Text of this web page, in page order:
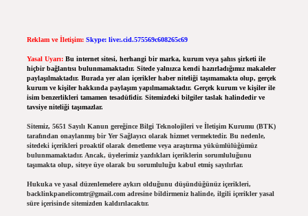
Reklam ve İletişim: Skype: live:.cid.575569c608265c69
Yasal Uyarı: Bu internet sitesi, herhangi bir marka, kurum veya şahıs şirketi ile
hiçbir bağlantısı bulunmamaktadır. Sitede yalnızca kendi hazırladığımız makaleler
paylaşılmaktadır. Burada yer alan içerikler haber niteliği taşımamakta olup, gerçek
kurum ve kişiler hakkında paylaşım yapılmamaktadır. Gerçek kurum ve kişiler ile
isim benzerlikleri tamamen tesadüfidir. Sitemizdeki bilgiler taslak halindedir ve
tavsiye niteliği taşımazlar.
Sitemiz, 5651 Sayılı Kanun gereğince Bilgi Teknolojileri ve İletişim Kurumu (BTK)
tarafından onaylanmış bir Yer Sağlayıcı olarak hizmet vermektedir. Bu nedenle,
sitedeki içerikleri proaktif olarak denetleme veya araştırma yükümlülüğümüz
bulunmamaktadır. Ancak, üyelerimiz yazdıkları içeriklerin sorumluluğunu
taşımakta olup, siteye üye olarak bu sorumluluğu kabul etmiş sayılırlar.
Hukuka ve yasal düzenlemelere aykırı olduğunu düşündüğünüz içerikleri,
backlinkpanelicomtr@gmail.comadresine bildirmeniz halinde, ilgili içerikler yasal
süre içerisinde sitemizden kaldırılacaktır.